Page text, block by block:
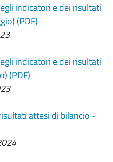
indicatori e dei risultati
(PDF)
indicatori e dei risultati
(PDF)
attesi di bilancio -